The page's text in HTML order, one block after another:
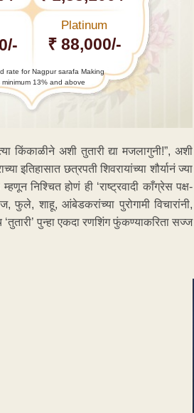
Platinum
₹ 88,000/-
rate for Nagpur sarafa Making
minimum 13% and above
किंकाळीने अशी तुतारी द्या मजलागुनी!”, अशी
इतिहासात छत्रपती शिवरायांच्या शौर्यानं ज्या
निश्चित होणं ही ‘राष्ट्रवादी काँग्रेस पक्ष-
फुले, शाहू, आंबेडकरांच्या पुरोगामी विचारांनी,
पुन्हा एकदा रणशिंग फुंकण्याकरिता सज्ज